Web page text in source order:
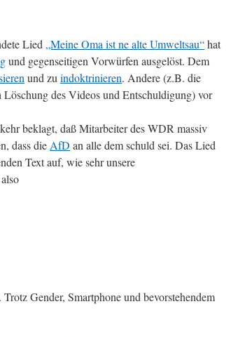
Lied „Meine Oma ist ne alte Umweltsau“hat
und gegenseitigen Vorwürfen ausgelöst. Dem
und zu indoktrinieren. Andere (z.B. die
des Videos und Entschuldigung) vor
beklagt, daß Mitarbeiter des WDR massiv
dass die AfD an alle dem schuld sei. Das Lied
Text auf, wie sehr unsere
Gender, Smartphone und bevorstehendem